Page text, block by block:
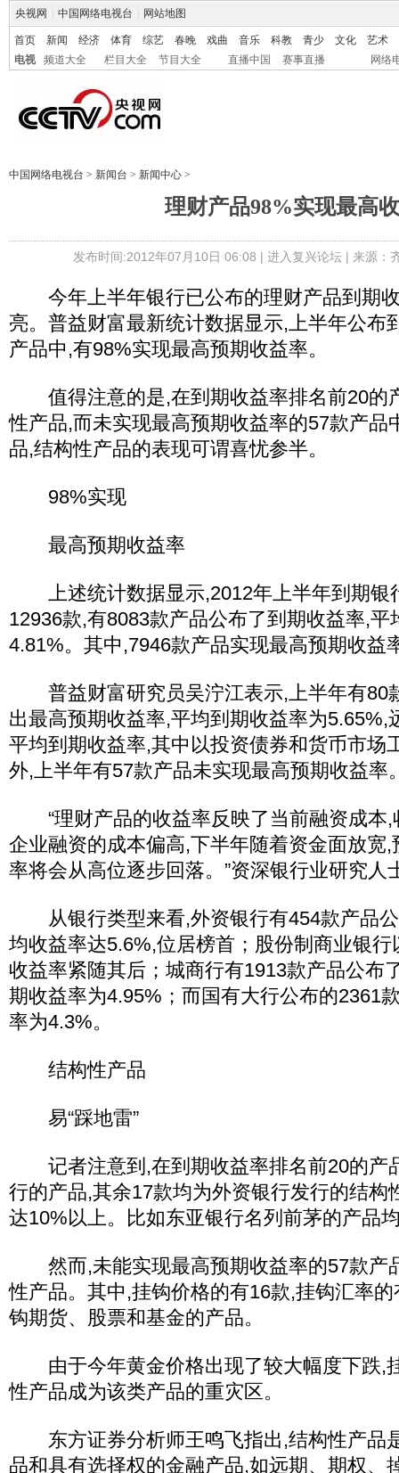
央视网 中国网络电视台 网站地图
首页 新闻 经济 体育 综艺 春晚 戏曲 音乐 科教 青少 文化
艺术
电视
频道大全 栏目大全 节目大全 直播中国 赛事直播 网络
中国网络电视台 > 新闻台 > 新闻中心 >
理财产品98%实现最高
发布时间:2012年07月10日 06:08 | 进入复兴论坛| 来源：
今年上半年银行已公布的理财产品到期
亮。普益财富最新统计数据显示,上半年公布
产品中,有98%实现最高预期收益率。
值得注意的是,在到期收益率排名前20的
性产品,而未实现最高预期收益率的57款产品
品,结构性产品的表现可谓喜忧参半。
98%实现
最高预期收益率
上述统计数据显示,2012年上半年到期银
12936款,有8083款产品公布了到期收益率,平
4.81%。其中,7946款产品实现最高预期收益
普益财富研究员吴泞江表示,上半年有80
出最高预期收益率,平均到期收益率为5.65%,
平均到期收益率,其中以投资债券和货币市场
外,上半年有57款产品未实现最高预期收益率
“理财产品的收益率反映了当前融资成本,
企业融资的成本偏高,下半年随着资金面放宽
率将会从高位逐步回落。”资深银行业研究人
从银行类型来看,外资银行有454款产品公
均收益率达5.6%,位居榜首；股份制商业银
收益率紧随其后；城商行有1913款产品公布
期收益率为4.95%；而国有大行公布的2361
率为4.3%。
结构性产品
易“踩地雷”
记者注意到,在到期收益率排名前20的产
行的产品,其余17款均为外资银行发行的结构
达10%以上。比如东亚银行名列前茅的产品
然而,未能实现最高预期收益率的57款产
性产品。其中,挂钩价格的有16款,挂钩汇率
钩期货、股票和基金的产品。
由于今年黄金价格出现了较大幅度下跌,
性产品成为该类产品的重灾区。
东方证券分析师王鸣飞指出,结构性产品
品和具有选择权的金融产品,如远期、期权、